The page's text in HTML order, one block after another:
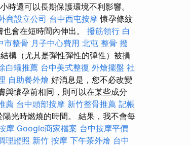
時還可以長期保護環境不利影響。
商設立公司 台中西屯按摩 懷孕條紋
會在短時間內伸出。 撥筋領行 白
市整骨 月子中心費用 北屯 整骨 撥
構（尤其是彈性彈性的彈性）被損
白蟻推薦 台中美式整復 外燴擺盤 社
自助餐外燴 好消息是，您不必改變
與懷孕前相同，則可以在某些成分
薦 台中頭部按摩 新竹整骨推薦 記帳
光時燃燒的時間。 結果，我不會每
摩 Google商家檔案 台中按摩平價
理證照 新竹 按摩 下午茶外燴 台中